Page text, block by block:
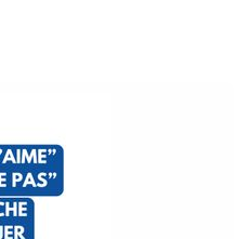
ce que l'on fait de
quand elle n'est
t'abonner à notre
natureseye-18615106Si
de coeur à coeur
nous rejoindre 💙